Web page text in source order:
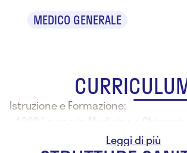
MEDICO GENERALE
Istruzione e Formazione:
- 1990 Laurea in Medicina e Chirurgia
l'Università degli Studi di Chieti